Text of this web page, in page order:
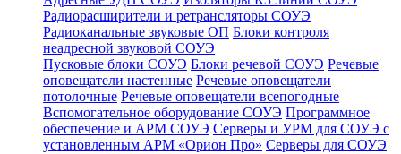
Радиорасширители и ретрансляторы СОУЭ
Радиоканальные звуковые ОП Блоки контроля
неадресной звуковой СОУЭ
Пусковые блоки СОУЭ Блоки речевой СОУЭ Речевые
оповещатели настенные Речевые оповещатели
потолочные Речевые оповещатели всепогодные
Вспомогательное оборудование СОУЭ Программное
обеспечение и АРМ СОУЭ Серверы и УРМ для СОУЭ с
установленным АРМ «Орион Про» Серверы для СОУЭ